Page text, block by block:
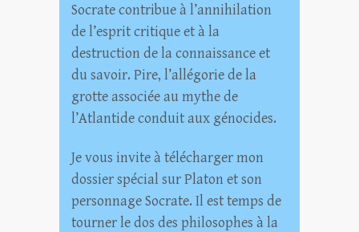
Socrate contribue à l’annihilation
de l’esprit critique et à la
destruction de la connaissance et
du savoir. Pire, l’allégorie de la
grotte associée au mythe de
l’Atlantide conduit aux génocides.
Je vous invite à télécharger mon
dossier spécial sur Platon et son
personnage Socrate. Il est temps de
tourner le dos des philosophes à la